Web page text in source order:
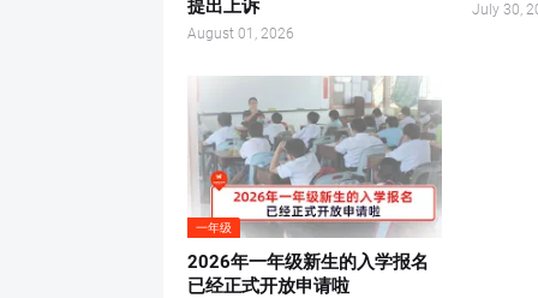
提出上诉
August 01, 2026
July 30,
一年级
2026年一年级新生的入学报名
已经正式开放申请啦